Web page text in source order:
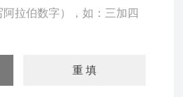
拉伯数字），如：三加四